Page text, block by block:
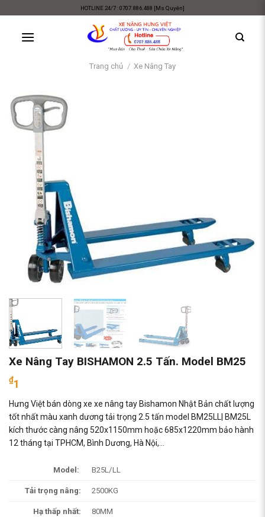
content
HOTLINE 24/7 : 0707.886.488 [Ms Quyên]
Trang chủ / Xe Nâng Tay
Xe Nâng Tay BISHAMON 2.5 Tấn. Model BM25
₫1
Hưng Việt bán dòng xe xe nâng tay Bishamon Nhật Bản chất lượng
tốt nhất màu xanh dương tải trọng 2.5 tấn model BM25LL| BM25L
kích thước càng nâng 520x1150mm hoặc 685x1220mm bảo hành
12 tháng tại TPHCM, Bình Dương, Hà Nội,…
Model: B25L/LL
Tải trọng nâng: 2500KG
Hạ thấp nhất: 80MM